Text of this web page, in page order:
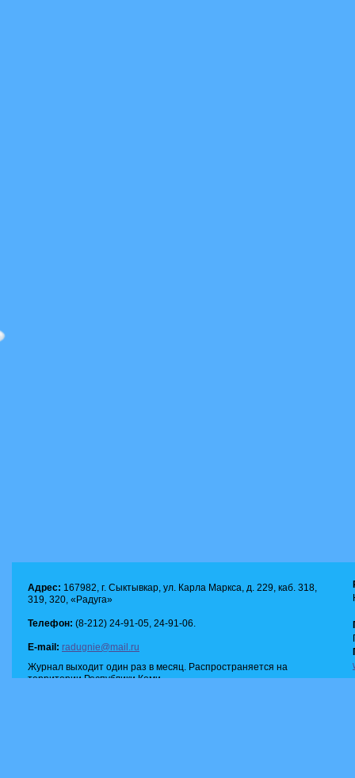
Адрес: 167982, г. Сыктывкар, ул. Карла Маркса, д. 229, каб. 318,
319, 320, «Радуга»
Телефон: (8-212) 24-91-05, 24-91-06.
E-mail: radugnie@mail.ru
Журнал выходит один раз в месяц. Распространяется на
территории Республики Коми.